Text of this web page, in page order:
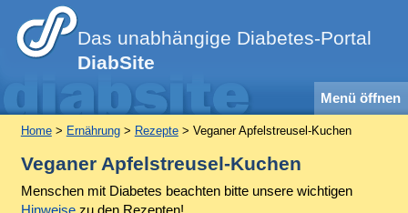
Das unabhängige Diabetes-Portal
DiabSite
Menü öffnen
Home> Ernährung> Rezepte> Veganer Apfelstreusel-Kuchen
Veganer Apfelstreusel-Kuchen
Menschen mit Diabetes beachten bitte unsere wichtigen
Hinweisezu den Rezepten!